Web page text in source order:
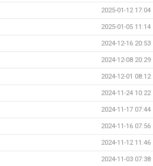
2025-01-12 17:04
2025-01-05 11:14
2024-12-16 20:53
2024-12-08 20:29
2024-12-01 08:12
2024-11-24 10:22
2024-11-17 07:44
2024-11-16 07:56
2024-11-12 11:46
2024-11-03 07:38